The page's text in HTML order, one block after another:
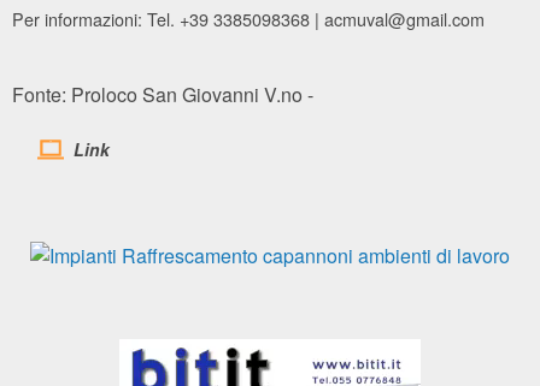
Per informazioni: Tel. +39 3385098368 | acmuval@gmail.com
Fonte: Proloco San Giovanni V.no -
Link